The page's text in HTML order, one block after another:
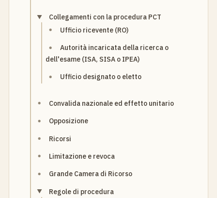
Collegamenti con la procedura PCT
Ufficio ricevente (RO)
Autorità incaricata della ricerca o
dell'esame (ISA, SISA o IPEA)
Ufficio designato o eletto
Convalida nazionale ed effetto unitario
Opposizione
Ricorsi
Limitazione e revoca
Grande Camera di Ricorso
Regole di procedura